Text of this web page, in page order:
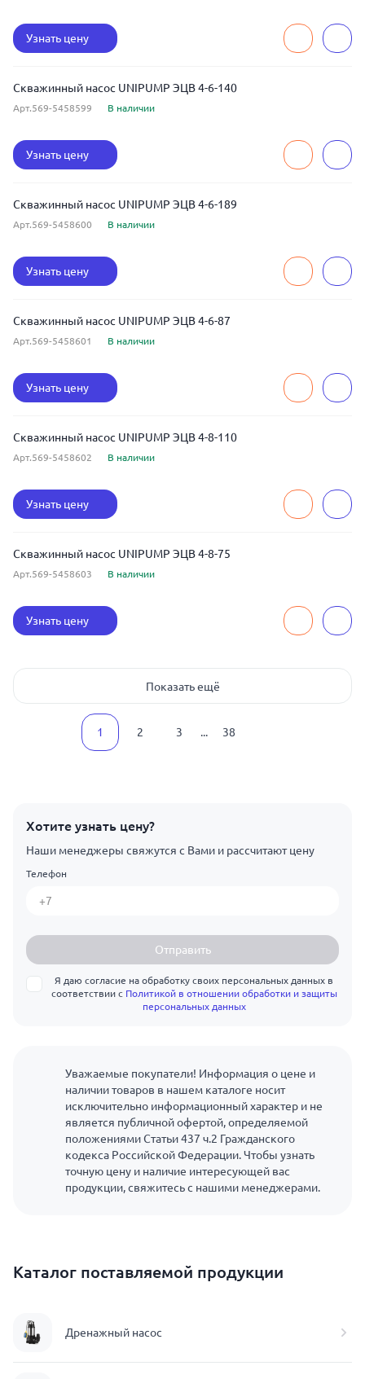
Узнать цену
Скважинный насос UNIPUMP ЭЦВ 4-6-140
Арт.569-5458599 В наличии
Узнать цену
Скважинный насос UNIPUMP ЭЦВ 4-6-189
Арт.569-5458600 В наличии
Узнать цену
Скважинный насос UNIPUMP ЭЦВ 4-6-87
Арт.569-5458601 В наличии
Узнать цену
Скважинный насос UNIPUMP ЭЦВ 4-8-110
Арт.569-5458602 В наличии
Узнать цену
Скважинный насос UNIPUMP ЭЦВ 4-8-75
Арт.569-5458603 В наличии
Узнать цену
Показать ещё
1 2 3 ... 38
Хотите узнать цену?
Наши менеджеры свяжутся с Вами и рассчитают цену
Телефон
Отправить
Я даю согласие на обработку своих персональных данных в
соответствии с Политикой в отношении обработки и защиты
персональных данных
Уважаемые покупатели! Информация о цене и
наличии товаров в нашем каталоге носит
исключительно информационный характер и не
является публичной офертой, определяемой
положениями Статьи 437 ч.2 Гражданского
кодекса Российской Федерации. Чтобы узнать
точную цену и наличие интересующей вас
продукции, свяжитесь с нашими менеджерами.
Каталог поставляемой продукции
Дренажный насос